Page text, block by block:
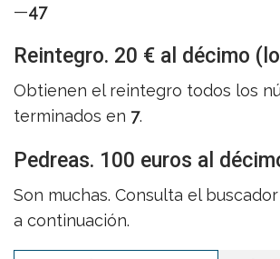
—47
Reintegro. 20 € al décimo
Obtienen el reintegro todos los
terminados en 7.
Pedreas. 100 euros al
Son muchas. Consulta el
a continuación.